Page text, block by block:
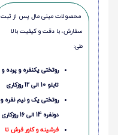
محصولات مینی‌ مال پس از ثبت
سفارش، با دقت و کیفیت بالا
طی:
روتختی یکنفره و پرده و
تابلو 10 الی 12 روزکاری
روتختی یک و نیم نفره و
دونفره 14 الی 16 روزکاری
فرشینه و کاور فرش تا